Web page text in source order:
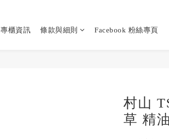
專櫃資訊 條款與細則 Facebook 粉絲專頁
村山
草 精